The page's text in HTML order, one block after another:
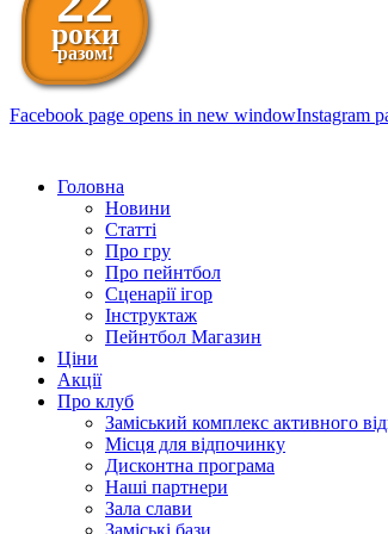
роки
разом!
Facebook page opens in new windowInstagram
Головна
Новини
Статті
Про гру
Про пейнтбол
Сценарії ігор
Інструктаж
Пейнтбол Магазин
Ціни
Акції
Про клуб
Заміський комплекс активного
Місця для відпочинку
Дисконтна програма
Наші партнери
Зала слави
Заміські бази